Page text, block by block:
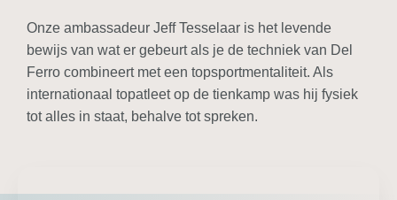
Onze ambassadeur Jeff Tesselaar is het levende
bewijs van wat er gebeurt als je de techniek van Del
Ferro combineert met een topsportmentaliteit. Als
internationaal topatleet op de tienkamp was hij fysiek
tot alles in staat, behalve tot spreken.